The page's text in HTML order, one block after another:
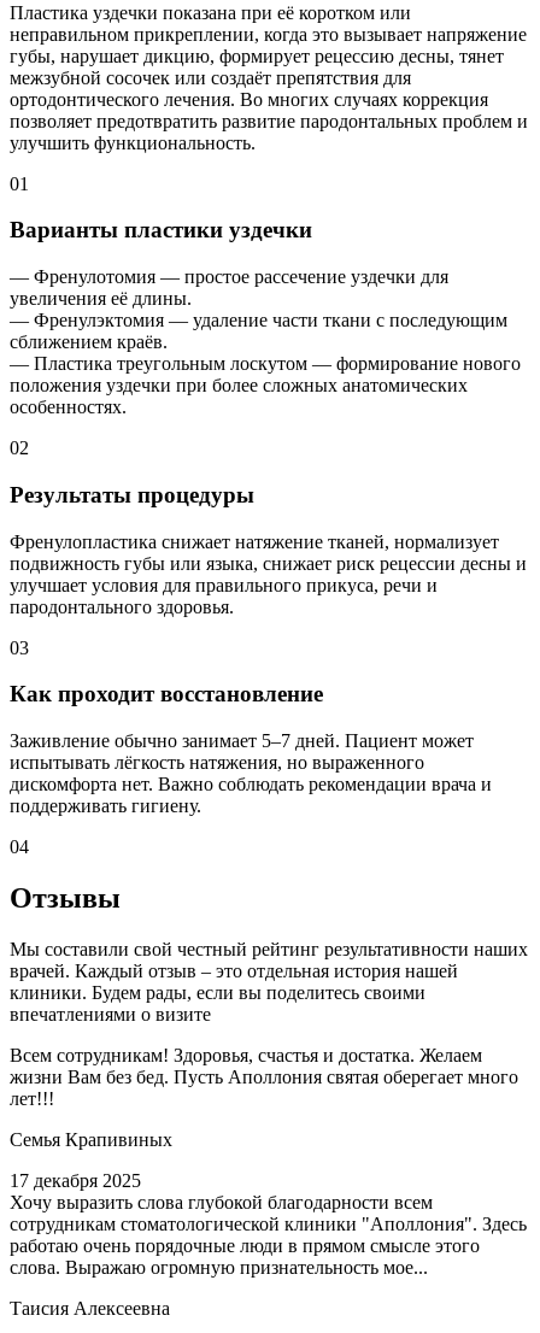
Пластика уздечки показана при её коротком или
неправильном прикреплении, когда это вызывает напряжение
губы, нарушает дикцию, формирует рецессию десны, тянет
межзубной сосочек или создаёт препятствия для
ортодонтического лечения. Во многих случаях коррекция
позволяет предотвратить развитие пародонтальных проблем и
улучшить функциональность.
01
Варианты пластики уздечки
— Френулотомия — простое рассечение уздечки для
увеличения её длины.
— Френулэктомия — удаление части ткани с последующим
сближением краёв.
— Пластика треугольным лоскутом — формирование нового
положения уздечки при более сложных анатомических
особенностях.
02
Результаты процедуры
Френулопластика снижает натяжение тканей, нормализует
подвижность губы или языка, снижает риск рецессии десны и
улучшает условия для правильного прикуса, речи и
пародонтального здоровья.
03
Как проходит восстановление
Заживление обычно занимает 5–7 дней. Пациент может
испытывать лёгкость натяжения, но выраженного
дискомфорта нет. Важно соблюдать рекомендации врача и
поддерживать гигиену.
04
Отзывы
Мы составили свой честный рейтинг результативности наших
врачей. Каждый отзыв – это отдельная история нашей
клиники. Будем рады, если вы поделитесь своими
впечатлениями о визите
Всем сотрудникам! Здоровья, счастья и достатка. Желаем
жизни Вам без бед. Пусть Аполлония святая оберегает много
лет!!!
Семья Крапивиных
17 декабря 2025
Хочу выразить слова глубокой благодарности всем
сотрудникам стоматологической клиники "Аполлония". Здесь
работаю очень порядочные люди в прямом смысле этого
слова. Выражаю огромную признательность мое...
Таисия Алексеевна